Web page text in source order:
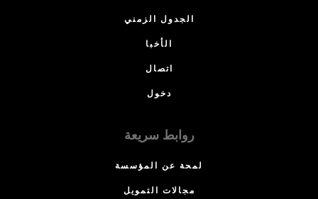
الجدول الزمني
الأخبا
اتصال
دخول
روابط سريعة
لمحة عن المؤسسة
مجالات التمويل